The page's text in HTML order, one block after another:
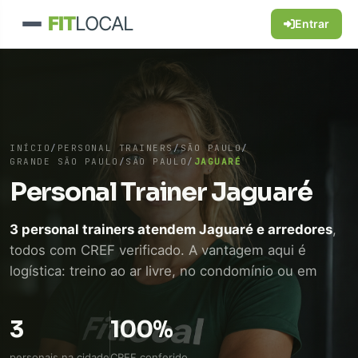
FITLOCAL Entrar
INÍCIO / PERSONAL TRAINERS/SÃO PAULO/
GRANDE SÃO PAULO / SÃO PAULO / JAGUARÉ
Personal Trainer Jaguaré
3 personal trainers atendem Jaguaré e arredores,
todos com CREF verificado. A vantagem aqui é
logística: treino ao ar livre, no condomínio ou em
deslocamento. WhatsApp direto, sem intermediário.
3 100%